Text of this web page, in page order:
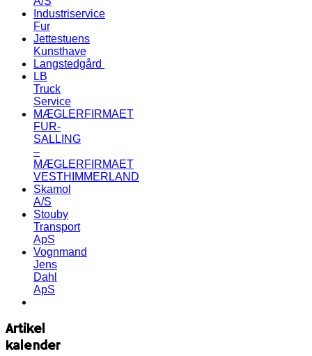
Industriservice
Fur
Jettestuens
Kunsthave
Langstedgård
LB
Truck
Service
MÆGLERFIRMAET
FUR-
SALLING
–
MÆGLERFIRMAET
VESTHIMMERLAND
Skamol
A/S
Stouby
Transport
ApS
Vognmand
Jens
Dahl
ApS
Artikel
kalender